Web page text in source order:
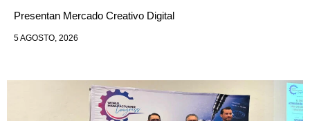
Presentan Mercado Creativo Digital
5 AGOSTO, 2026